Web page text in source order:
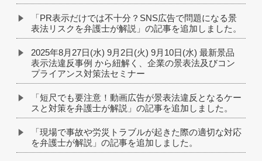
「PR表示だけでは不十分？SNS広告で問題になる景
表法リスクを弁護士が解説」の記事を追加しました。
2025年8月27日(水) 9月2日(火) 9月10日(水) 最新景品
表示法違反事例 から紐解く、企業の景表法及びコン
プライアンス対策法セミナー
「短尺でも要注意！動画広告が景表法違反となるケー
スと対策を弁護士が解説」の記事を追加しました。
「現場で事故や労災トラブルが起きた際の適切な対応
を弁護士が解説」の記事を追加しました。